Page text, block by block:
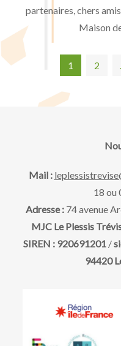
partenaires, chers
Maison
des
1 2
Mail :
18 ou
Adresse : 74 avenue
MJC Le Plessis
SIREN : 920691201/
94420